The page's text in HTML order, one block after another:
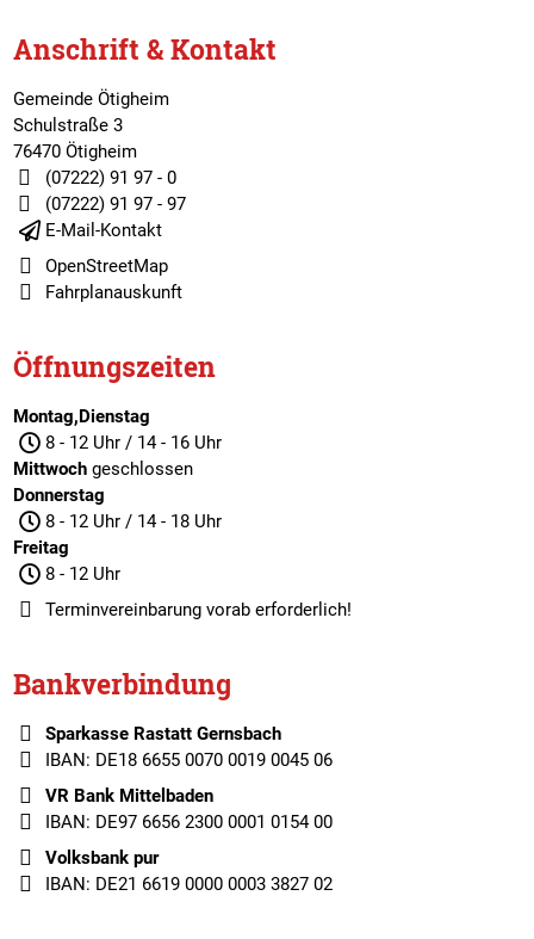
Anschrift & Kontakt
Gemeinde Ötigheim
Schulstraße 3
76470 Ötigheim
(07222) 91 97 - 0
(07222) 91 97 - 97
E-Mail-Kontakt
OpenStreetMap
Fahrplanauskunft
Öffnungszeiten
Montag,Dienstag
8 - 12 Uhr / 14 - 16 Uhr
Mittwochgeschlossen
Donnerstag
8 - 12 Uhr / 14 - 18 Uhr
Freitag
8 - 12 Uhr
Terminvereinbarungvorab erforderlich!
Bankverbindung
Sparkasse Rastatt Gernsbach
IBAN: DE18 6655 0070 0019 0045 06
VR Bank Mittelbaden
IBAN: DE97 6656 2300 0001 0154 00
Volksbank pur
IBAN: DE21 6619 0000 0003 3827 02